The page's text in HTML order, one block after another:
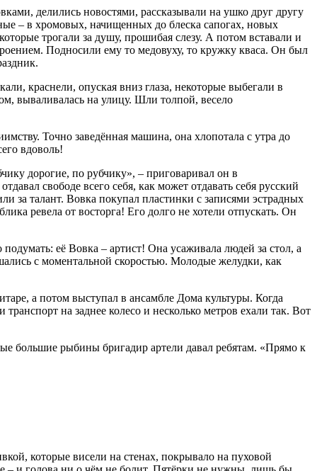
делились новостями, рассказывали на ушко друг другу
– в хромовых, начищенных до блеска сапогах, новых
трогали за душу, прошибая слезу. А потом вставали и
Подносили ему то медовуху, то кружку кваса. Он был
краснели, опуская вниз глаза, некоторые выбегали в
вываливалась на улицу. Шли толпой, весело
Точно заведённая машина, она хлопотала с утра до
вдоволь!
дорогие, по рубчику», – приговаривал он в
свободе всего себя, как может отдавать себя русский
за талант. Вовка покупал пластинки с записями эстрадных
ревела от восторга! Его долго не хотели отпускать. Он
её Вовка – артист! Она усаживала людей за стол, а
с моментальной скоростью. Молодые желудки, как
а потом выступал в ансамбле Дома культуры. Когда
на заднее колесо и несколько метров ехали так. Вот
большие рыбины бригадир артели давал ребятам. «Прямо к
которые висели на стенах, покрывало на пуховой